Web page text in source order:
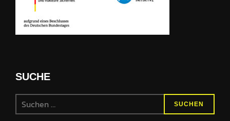
SUCHE
SUCHEN